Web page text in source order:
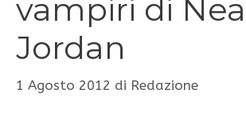
vampiri di
Jordan
1 Agosto 2012 di Redazione